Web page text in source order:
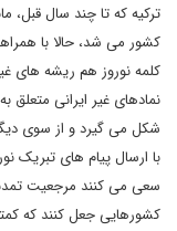
ترکیه که تا چند سال قبل،
کشور می شد، حالا با
کلمه نوروز هم ریشه های
نمادهای غیر ایرانی متعلق
شکل می گیرد و از سوی
با ارسال پیام های تبریک
سعی می کنند مرجعیت تمدنی
کشورهایی جعل کنند که کمتر از ۴ دهه از استقلال سیاسی آنها